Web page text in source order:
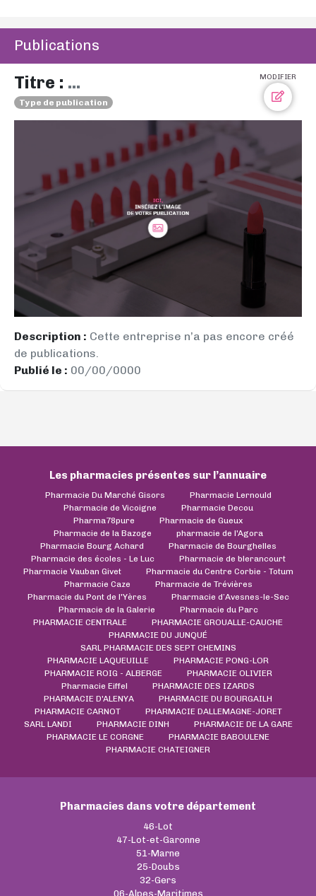
Publications
MODIFIER
Titre : ...
Type de publication
Description : Cette entreprise n’a pas encore créé
de publications.
Publié le : 00/00/0000
Les pharmacies présentes sur l’annuaire
Pharmacie Du Marché Gisors
Pharmacie Lernould
Pharmacie de Vicoigne
Pharmacie Decou
Pharma78pure
Pharmacie de Gueux
Pharmacie de la Bazoge
pharmacie de l'Agora
Pharmacie Bourg Achard
Pharmacie de Bourghelles
Pharmacie des écoles - Le Luc
Pharmacie de blerancourt
Pharmacie Vauban Givet
Pharmacie du Centre Corbie - Totum
Pharmacie Caze
Pharmacie de Trévières
Pharmacie du Pont de l'Yères
Pharmacie d’Avesnes-le-Sec
Pharmacie de la Galerie
Pharmacie du Parc
PHARMACIE CENTRALE
PHARMACIE GROUALLE-CAUCHE
PHARMACIE DU JUNQUÉ
SARL PHARMACIE DES SEPT CHEMINS
PHARMACIE LAQUEUILLE
PHARMACIE PONG-LOR
PHARMACIE ROIG - ALBERGE
PHARMACIE OLIVIER
Pharmacie Eiffel
PHARMACIE DES IZARDS
PHARMACIE D'ALENYA
PHARMACIE DU BOURGAILH
PHARMACIE CARNOT
PHARMACIE DALLEMAGNE-JORET
SARL LANDI
PHARMACIE DINH
PHARMACIE DE LA GARE
PHARMACIE LE CORGNE
PHARMACIE BABOULENE
PHARMACIE CHATEIGNER
Pharmacies dans votre département
46-Lot
47-Lot-et-Garonne
51-Marne
25-Doubs
32-Gers
06-Alpes-Maritimes